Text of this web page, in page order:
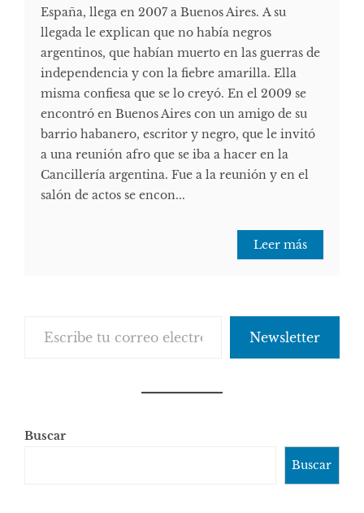
España, llega en 2007 a Buenos Aires. A su
llegada le explican que no había negros
argentinos, que habían muerto en las guerras de
independencia y con la fiebre amarilla. Ella
misma confiesa que se lo creyó. En el 2009 se
encontró en Buenos Aires con un amigo de su
barrio habanero, escritor y negro, que le invitó
a una reunión afro que se iba a hacer en la
Cancillería argentina. Fue a la reunión y en el
salón de actos se encon...
Leer más
Newsletter
Buscar
Buscar